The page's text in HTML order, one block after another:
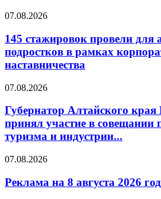
07.08.2026
145 стажировок провели для
подростков в рамках
наставничества
07.08.2026
Губернатор Алтайского
принял участие в совещании
туризма и индустрии...
07.08.2026
Реклама на 8 августа 2026